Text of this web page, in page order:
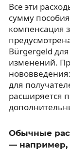
Все эти
сумму
компенсация
Bürgergeld
изменений.
для
расширяется
Обычные
— например,